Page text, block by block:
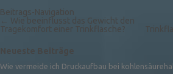
Beitrags-Navigation
← Wie beeinflusst das Gewicht den
Tragekomfort einer Trinkflasche?
Neueste Beiträge
Wie vermeide ich Druckaufbau bei